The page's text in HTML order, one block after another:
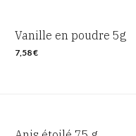
Vanille en poudre 5g
7,58€